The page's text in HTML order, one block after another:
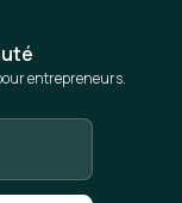
entrepreneurs.